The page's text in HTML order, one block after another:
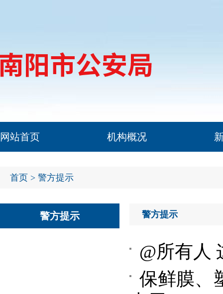
网站首页 机构概况
首页 > 警方提示
警方提示 警方提示
@所有人
保鲜膜、